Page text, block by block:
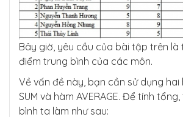
Bây giờ, yêu cầu của bài tập trên là
điểm trung bình của các môn.
Về vấn đề này, bạn cần sử dụng hai
SUM và hàm AVERAGE. Để tính
bình ta làm như sau: